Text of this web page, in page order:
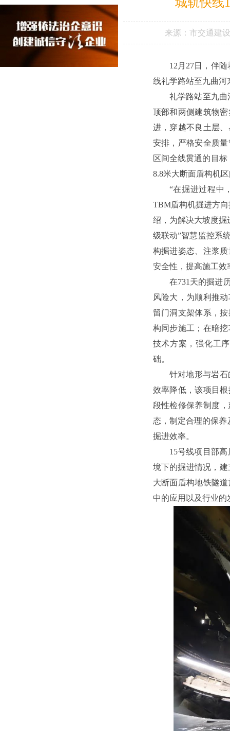
来源： 市交通建
12月27日，伴
线礼学路站至九曲河
礼学路站至九
顶部和两侧建筑物
进，穿越不良土层
安排，严格安全质
区间全线贯通的目
8.8米大断面盾构机
“在掘进过程中
TBM盾构机掘进方
绍，为解决大坡度掘
级联动”智慧监控系
构掘进姿态、注浆
安全性，提高施工效
在731天的掘进
风险大，为顺利推
留门洞支架体系，
构同步施工；在暗
技术方案，强化工
础。
针对地形与岩
效率降低，该项目
段性检修保养制度
态，制定合理的保
掘进效率。
15号线项目部
境下的掘进情况，
大断面盾构地铁隧
中的应用以及行业